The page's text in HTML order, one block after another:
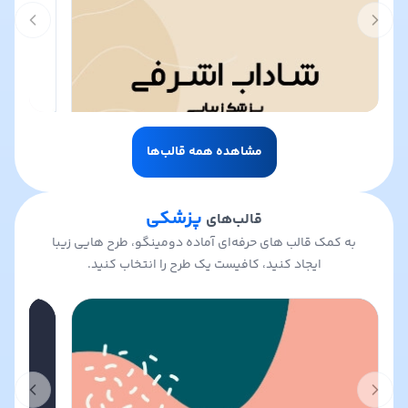
Previous slide
slide
مشاهده همه قالب‌ها
قالب‌های پزشکی
به کمک قالب های حرفه‌ای آماده دومینگو، طرح هایی زیبا
ایجاد کنید، کافیست یک طرح را انتخاب کنید.
Previous slide
slide